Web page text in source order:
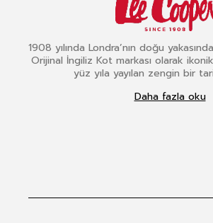
1908 yılında Londra’nın doğu
Orijinal İngiliz Kot markası olarak
yüz yıla yayılan zengin bir
Daha fazla oku